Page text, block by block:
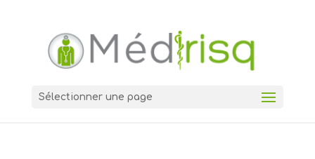
Sélectionner une page